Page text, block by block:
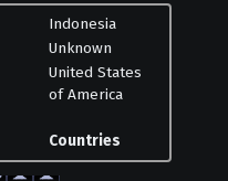
Indonesia
Unknown
United States
of America
Countries